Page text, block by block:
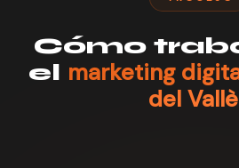
Cómo
el marketing
del